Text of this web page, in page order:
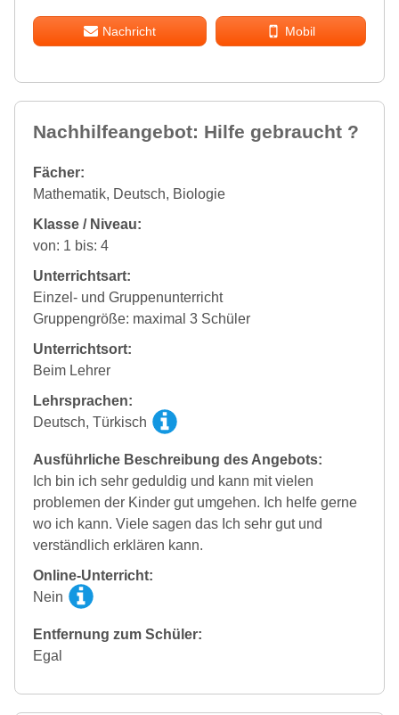
Nachricht Mobil
Nachhilfeangebot: Hilfe gebraucht ?
Fächer:
Mathematik, Deutsch, Biologie
Klasse / Niveau:
von: 1 bis: 4
Unterrichtsart:
Einzel- und Gruppenunterricht
Gruppengröße: maximal 3 Schüler
Unterrichtsort:
Beim Lehrer
Lehrsprachen:
Deutsch, Türkisch
Ausführliche Beschreibung des Angebots:
Ich bin ich sehr geduldig und kann mit vielen
problemen der Kinder gut umgehen. Ich helfe gerne
wo ich kann. Viele sagen das Ich sehr gut und
verständlich erklären kann.
Online-Unterricht:
Nein
Entfernung zum Schüler:
Egal